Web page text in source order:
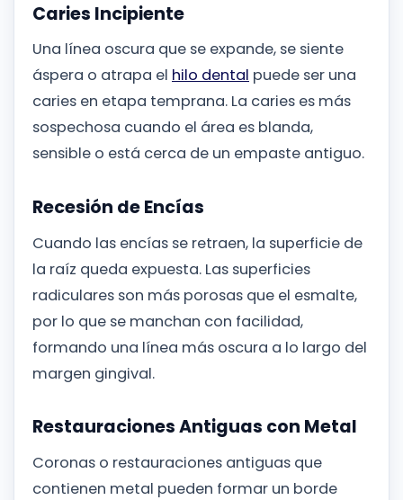
Caries Incipiente
Una línea oscura que se expande, se siente
áspera o atrapa el hilo dental puede ser una
caries en etapa temprana. La caries es más
sospechosa cuando el área es blanda,
sensible o está cerca de un empaste antiguo.
Recesión de Encías
Cuando las encías se retraen, la superficie de
la raíz queda expuesta. Las superficies
radiculares son más porosas que el esmalte,
por lo que se manchan con facilidad,
formando una línea más oscura a lo largo del
margen gingival.
Restauraciones Antiguas con Metal
Coronas o restauraciones antiguas que
contienen metal pueden formar un borde